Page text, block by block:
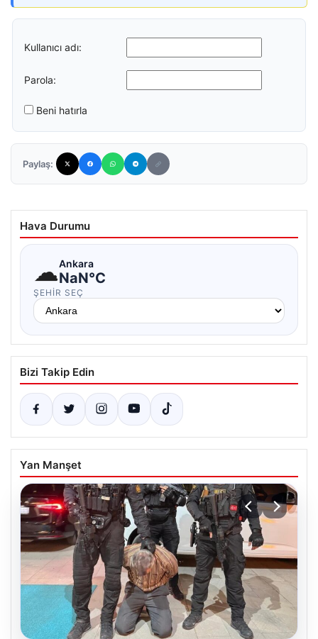
Kullanıcı adı:
Parola:
Beni hatırla
Paylaş:
Hava Durumu
☁Ankara
NaN°C
ŞEHIR SEÇ
Bizi Takip Edin
Yan Manşet